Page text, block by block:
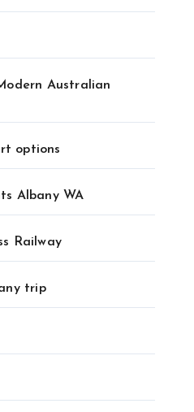
Australian
options
Albany WA
Railway
trip